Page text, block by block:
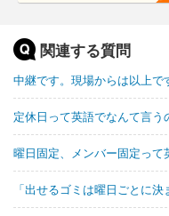
関連する質問
中継です。現場からは以上で
定休日って英語でなんて言う
曜日固定、メンバー固定って
「出せるゴミは曜日ごとに